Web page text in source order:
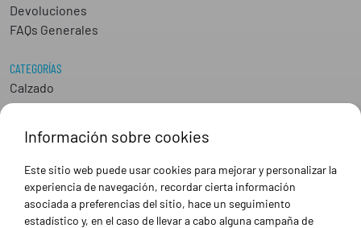
Devoluciones
FAQs Generales
CATEGORÍAS
Calzado
Epis
Industria
Peluquería y Estética
Sanidad
Ropa de trabajo personalizada
Información sobre cookies
Este sitio web puede usar cookies para mejorar y personalizar la
experiencia de navegación, recordar cierta información
asociada a preferencias del sitio, hace un seguimiento
estadístico y, en el caso de llevar a cabo alguna campaña de